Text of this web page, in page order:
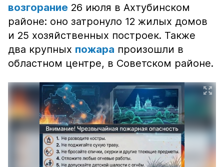
возгорание 26 июля в Ахтубинском
районе: оно затронуло 12 жилых домов
и 25 хозяйственных построек. Также
два крупных пожара произошли в
областном центре, в Советском районе.